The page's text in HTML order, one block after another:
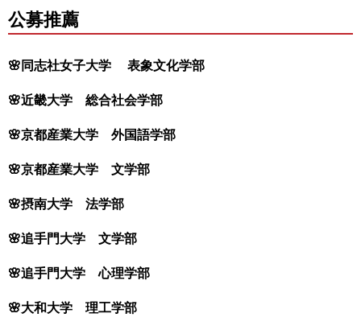
公募推薦
🌸同志社女子大学 表象文化学部
🌸近畿大学 総合社会学部
🌸京都産業大学 外国語学部
🌸京都産業大学 文学部
🌸摂南大学 法学部
🌸追手門大学 文学部
🌸追手門大学 心理学部
🌸大和大学 理工学部